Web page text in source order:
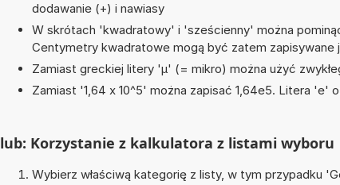
dodawanie (+) i nawiasy
W skrótach 'kwadratowy' i 'sześcienny' można
Centymetry kwadratowe mogą być zatem zapisywane
Zamiast greckiej litery 'µ' (= mikro) można użyć
Zamiast '1,64 x 10^5' można zapisać 1,64e5. Litera 'e'
lub: Korzystanie z kalkulatora z listami wyboru
Wybierz właściwą kategorię z listy, w tym przypadku '